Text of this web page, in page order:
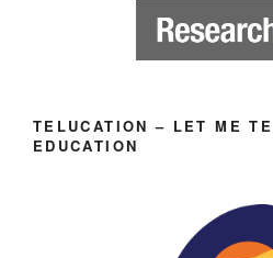
TELUCATION – LET ME
EDUCATION